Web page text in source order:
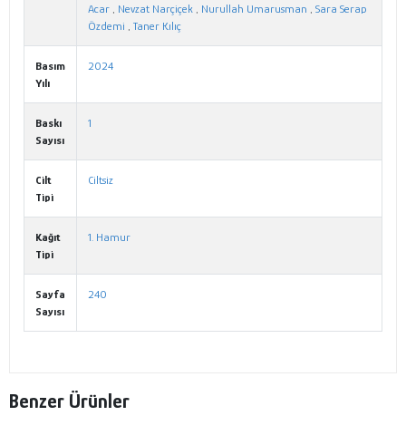
Acar , Nevzat Narçiçek , Nurullah Umarusman , Sara Serap
Özdemi , Taner Kılıç
Basım
Yılı
2024
Baskı
Sayısı
1
Cilt
Tipi
Ciltsiz
Kağıt
Tipi
1. Hamur
Sayfa
Sayısı
240
Benzer Ürünler